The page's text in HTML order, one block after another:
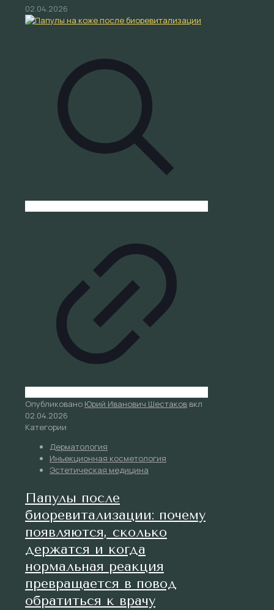
02.04.2026
Опубликовано Юрий Иванович Шестаков вкл
02.04.2026
Категории
Дерматология
Инъекционная косметология
Эстетическая медицина
Папулы после
биоревитализации: почему
появляются, сколько
держатся и когда
нормальная реакция
превращается в повод
обратиться к врачу